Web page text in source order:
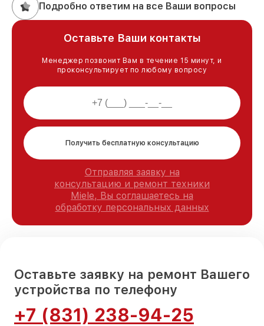
Подробно ответим на все Ваши вопросы
Оставьте Ваши контакты
Менеджер позвонит Вам в течение 15 минут, и
проконсультирует по любому вопросу
Получить бесплатную консультацию
Отправляя заявку на
консультацию и ремонт техники
Miele, Вы соглашаетесь на
обработку персональных данных
Оставьте заявку на ремонт Вашего
устройства по телефону
+7 (831) 238-94-25